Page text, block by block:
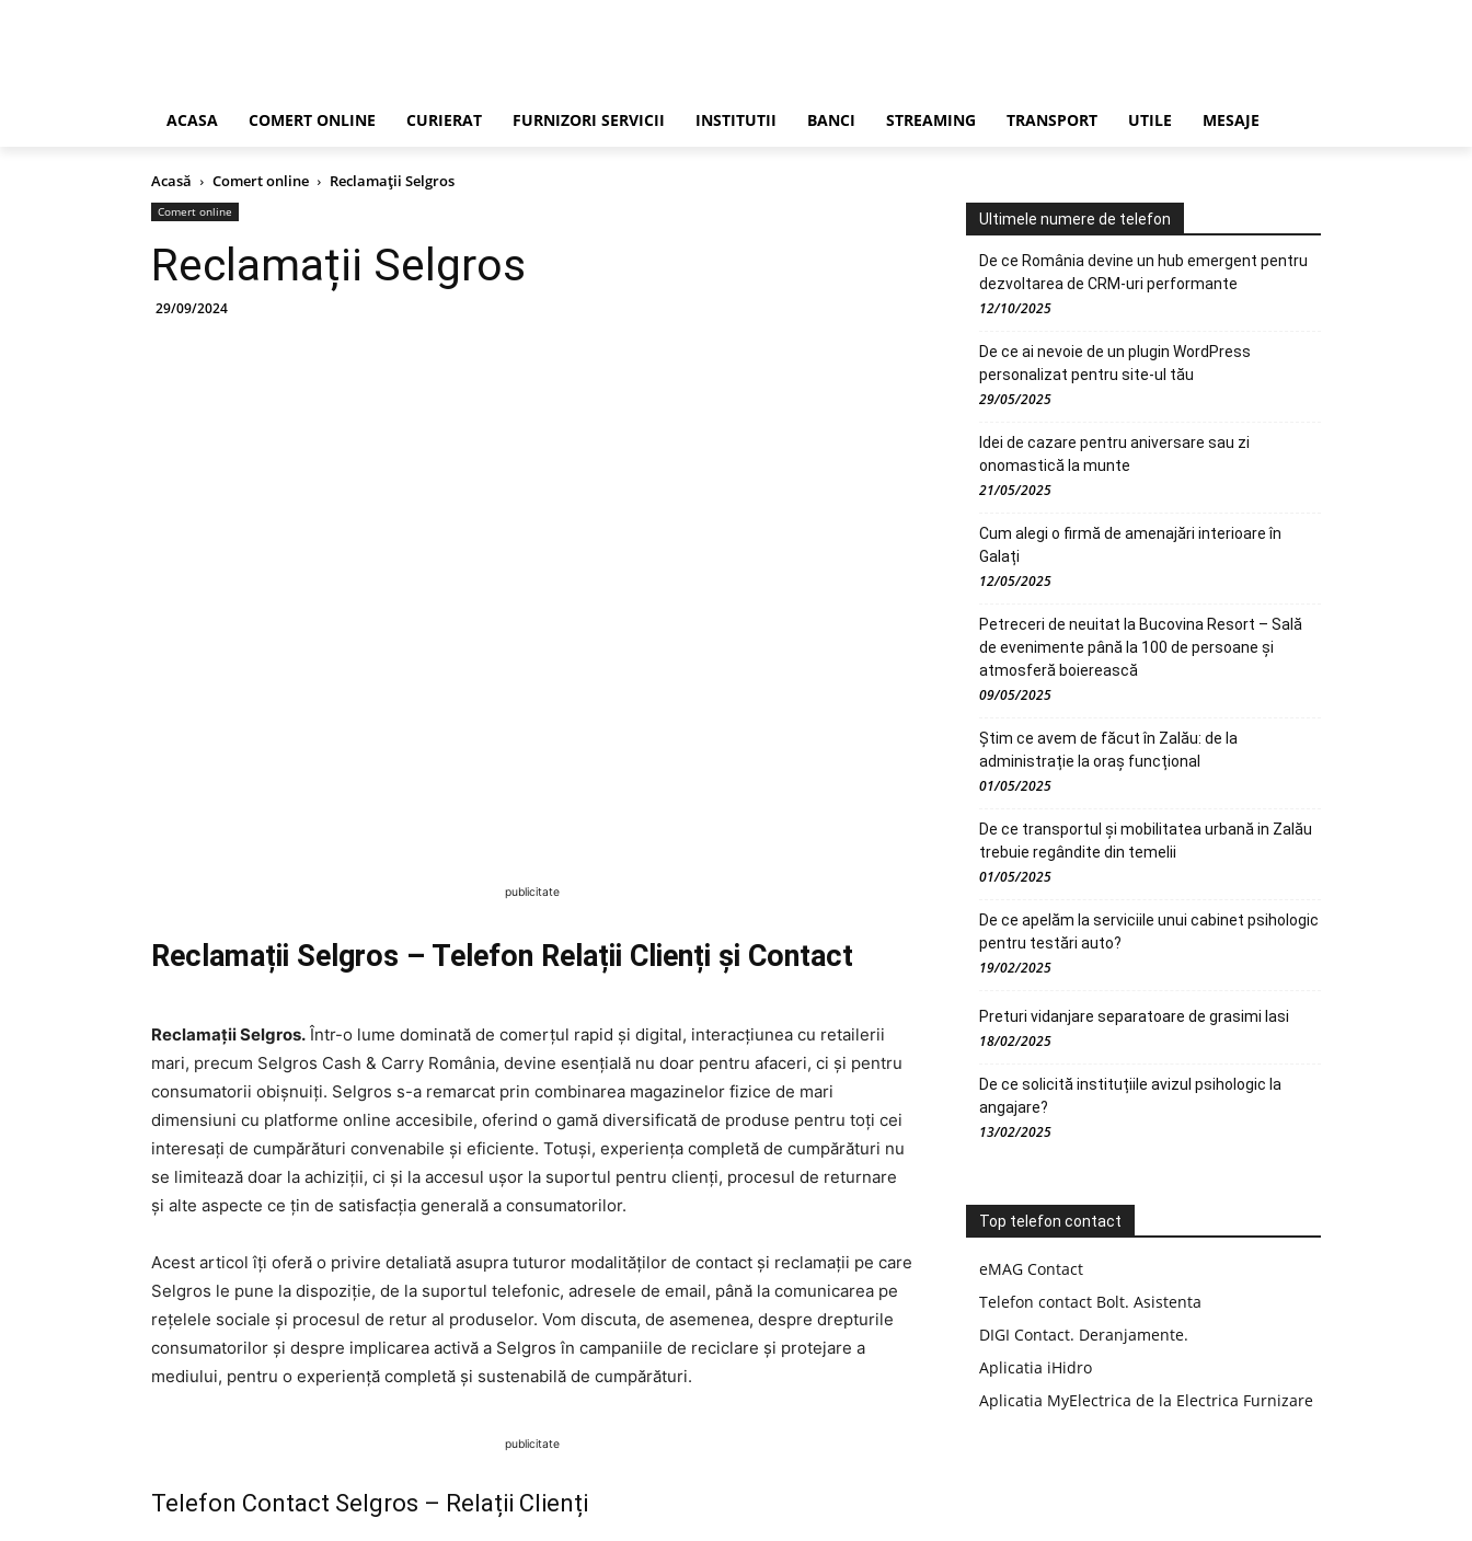
ACASA COMERT ONLINE CURIERAT FURNIZORI SERVICII INSTITUTII BANCI STREAMING TRANSPORT UTILE MESAJE
Acasă Comert online Reclamații Selgros
Comert online
Reclamații Selgros
29/09/2024
publicitate
Reclamații Selgros – Telefon Relații Clienți și Contact
Reclamații Selgros. Într-o lume dominată de comerțul rapid și digital, interacțiunea cu retailerii
mari, precum Selgros Cash & Carry România, devine esențială nu doar pentru afaceri, ci și pentru
consumatorii obișnuiți. Selgros s-a remarcat prin combinarea magazinelor fizice de mari
dimensiuni cu platforme online accesibile, oferind o gamă diversificată de produse pentru toți cei
interesați de cumpărături convenabile și eficiente. Totuși, experiența completă de cumpărături nu
se limitează doar la achiziții, ci și la accesul ușor la suportul pentru clienți, procesul de returnare
și alte aspecte ce țin de satisfacția generală a consumatorilor.
Acest articol îți oferă o privire detaliată asupra tuturor modalităților de contact și reclamații pe care
Selgros le pune la dispoziție, de la suportul telefonic, adresele de email, până la comunicarea pe
rețelele sociale și procesul de retur al produselor. Vom discuta, de asemenea, despre drepturile
consumatorilor și despre implicarea activă a Selgros în campaniile de reciclare și protejare a
mediului, pentru o experiență completă și sustenabilă de cumpărături.
publicitate
Telefon Contact Selgros – Relații Clienți
Ultimele numere de telefon
De ce România devine un hub emergent pentru
dezvoltarea de CRM-uri performante
12/10/2025
De ce ai nevoie de un plugin WordPress
personalizat pentru site-ul tău
29/05/2025
Idei de cazare pentru aniversare sau zi
onomastică la munte
21/05/2025
Cum alegi o firmă de amenajări interioare în
Galați
12/05/2025
Petreceri de neuitat la Bucovina Resort – Sală
de evenimente până la 100 de persoane și
atmosferă boierească
09/05/2025
Știm ce avem de făcut în Zalău: de la
administrație la oraș funcțional
01/05/2025
De ce transportul și mobilitatea urbană in Zalău
trebuie regândite din temelii
01/05/2025
De ce apelăm la serviciile unui cabinet psihologic
pentru testări auto?
19/02/2025
Preturi vidanjare separatoare de grasimi Iasi
18/02/2025
De ce solicită instituțiile avizul psihologic la
angajare?
13/02/2025
Top telefon contact
eMAG Contact
Telefon contact Bolt. Asistenta
DIGI Contact. Deranjamente.
Aplicatia iHidro
Aplicatia MyElectrica de la Electrica Furnizare